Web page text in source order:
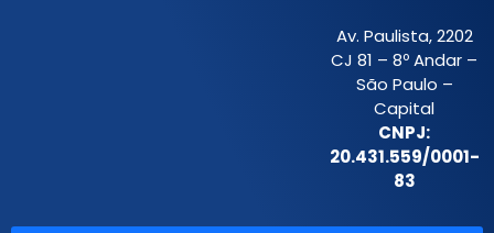
Av. Paulista, 2202
CJ 81 – 8º Andar –
São Paulo –
Capital
CNPJ:
20.431.559/0001-
83